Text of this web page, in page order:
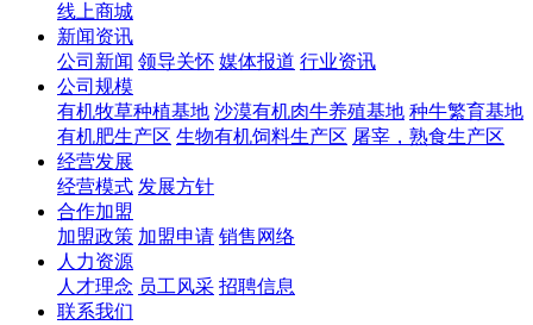
线上商城
新闻资讯
公司新闻 领导关怀 媒体报道 行业资讯
公司规模
有机牧草种植基地 沙漠有机肉牛养殖基地 种牛繁育基地
有机肥生产区 生物有机饲料生产区 屠宰，熟食生产区
经营发展
经营模式 发展方针
合作加盟
加盟政策 加盟申请 销售网络
人力资源
人才理念 员工风采 招聘信息
联系我们